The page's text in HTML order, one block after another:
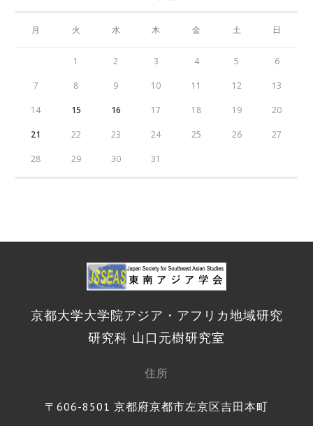
月 火 水 木 金 土 日
1 2 3 4 5 6
7 8 9 10 11 12 13
14 15 16 17 18 19 20
21 22 23 24 25 26 27
28 29 30 31
京都大学大学院アジア・アフリカ地域研究
研究科 山口元樹研究室
住所
〒606-8501 京都府京都市左京区吉田本町